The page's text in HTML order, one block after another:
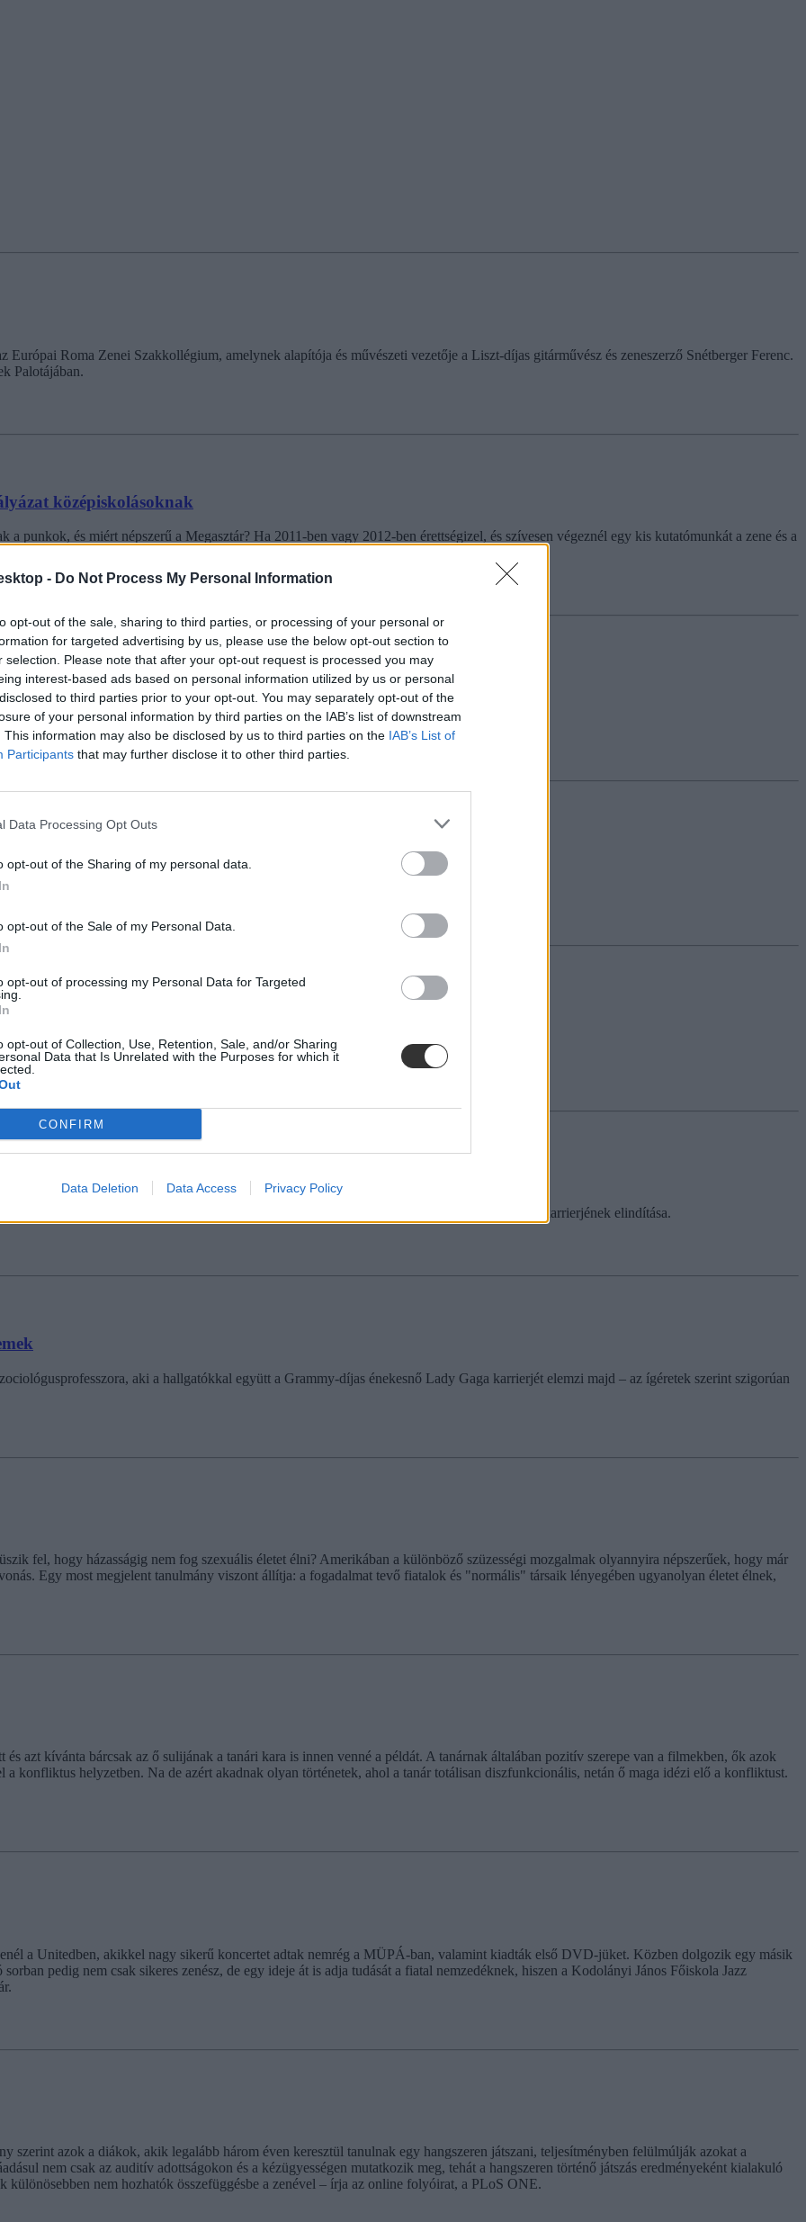
- Do Not Process My Personal Information
opt-out of the sale, sharing to third parties, or processing of your personal or
for targeted advertising by us, please use the below opt-out section to
selection. Please note that after your opt-out request is processed you may
interest-based ads based on personal information utilized by us or personal
to third parties prior to your opt-out. You may separately opt-out of the
of your personal information by third parties on the IAB’s list of downstream
This information may also be disclosed by us to third parties on the IAB’s List of
Participants that may further disclose it to other third parties.
Data Processing Opt Outs
opt-out of the Sharing of my personal data.
opt-out of the Sale of my Personal Data.
opt-out of processing my Personal Data for Targeted
opt-out of Collection, Use, Retention, Sale, and/or Sharing
Data that Is Unrelated with the Purposes for which it
CONFIRM
Data Deletion Data Access Privacy Policy
Roma Zenei Szakkollégium, amelynek alapítója és művészeti vezetője a Liszt-díjas gitárművész és zeneszerző Snétberger Ferenc.
Palotájában.
középiskolásoknak
punkok, és miért népszerű a Megasztár? Ha 2011-ben vagy 2012-ben érettségizel, és szívesen végeznél egy kis kutatómunkát a zene és a
előadásaihoz lefénymásolják a dalok kottáit .
a diákok
hektáros, 2005 óta üresen álló Neverland Ranchen.
Tomanek hihetetlen karrierje korán kezdődött, és tanárai szerint sokáig fog tartani.
(LFZE) kiemelkedő tehetségek számára; a legfontosabb cél a kiválasztottak nemzetközi karrierjének elindítása.
aki a hallgatókkal együtt a Grammy-díjas énekesnő Lady Gaga karrierjét elemzi majd – az ígéretek szerint szigorúan
fel, hogy házasságig nem fog szexuális életet élni? Amerikában a különböző szüzességi mozgalmak olyannyira népszerűek, hogy már
Egy most megjelent tanulmány viszont állítja: a fogadalmat tevő fiatalok és "normális" társaik lényegében ugyanolyan életet élnek,
azt kívánta bárcsak az ő sulijának a tanári kara is innen venné a példát. A tanárnak általában pozitív szerepe van a filmekben, ők azok
konfliktus helyzetben. Na de azért akadnak olyan történetek, ahol a tanár totálisan diszfunkcionális, netán ő maga idézi elő a konfliktust.
a Unitedben, akikkel nagy sikerű koncertet adtak nemrég a MÜPÁ-ban, valamint kiadták első DVD-jüket. Közben dolgozik egy másik
pedig nem csak sikeres zenész, de egy ideje át is adja tudását a fiatal nemzedéknek, hiszen a Kodolányi János Főiskola Jazz
szerint azok a diákok, akik legalább három éven keresztül tanulnak egy hangszeren játszani, teljesítményben felülmúlják azokat a
nem csak az auditív adottságokon és a kézügyességen mutatkozik meg, tehát a hangszeren történő játszás eredményeként kialakuló
különösebben nem hozhatók összefüggésbe a zenével – írja az online folyóirat, a PLoS ONE.